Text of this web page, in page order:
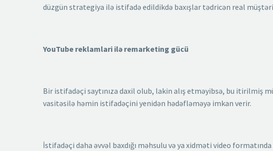
düzgün strategiya ilə istifadə edildikdə baxışlar tədricən real
YouTube reklamlari ilə remarketing gücü
Bir istifadəçi saytınıza daxil olub, lakin alış etməyibsə, bu itirilmiş
vasitəsilə həmin istifadəçini yenidən hədəfləməyə imkan verir.
İstifadəçi daha əvvəl baxdığı məhsulu və ya xidməti video